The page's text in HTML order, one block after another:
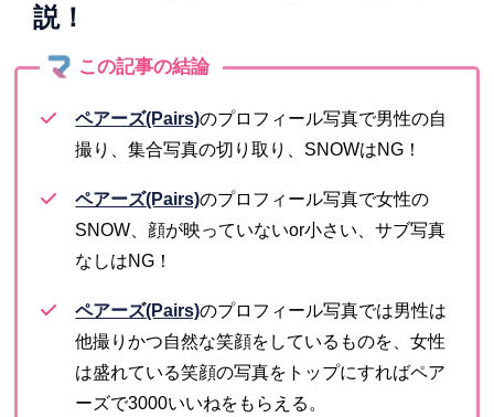
説！
ペアーズ(Pairs)のプロフィール写真で男性の自
撮り、集合写真の切り取り、SNOWはNG！
ペアーズ(Pairs)のプロフィール写真で女性の
SNOW、顔が映っていないor小さい、サブ写真
なしはNG！
ペアーズ(Pairs)のプロフィール写真では男性は
他撮りかつ自然な笑顔をしているものを、女性
は盛れている笑顔の写真をトップにすればペア
ーズで3000いいねをもらえる。